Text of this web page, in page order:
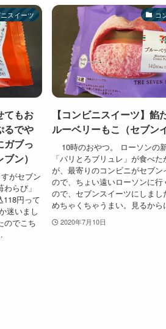
スイーツ
てもお
るでや
ガブっ
ン）
がセブン
らび」
円って
迷いまし
のでこち
コ
【コンビニスイーツ】餡
ルーベリーもこ（セブン
10時のおやつ。 ローソンの
「パリとろブリュレ」が食べ
が、最寄りのコンビニがセブン
ので、ちょい遠いローソンに行
ので、セブンスイーツにしまし
めちゃくちゃうまい。見るから
2020年7月10日